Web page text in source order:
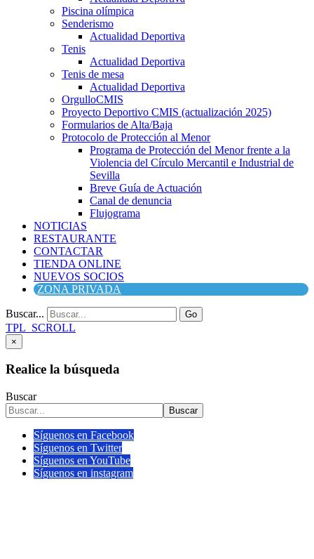
Piscina olímpica
Senderismo
Actualidad Deportiva
Tenis
Actualidad Deportiva
Tenis de mesa
Actualidad Deportiva
OrgulloCMIS
Proyecto Deportivo CMIS (actualización 2025)
Formularios de Alta/Baja
Protocolo de Protección al Menor
Programa de Protección del Menor frente a la
Violencia del Círculo Mercantil e Industrial de
Sevilla
Breve Guía de Actuación
Canal de denuncia
Flujograma
NOTICIAS
RESTAURANTE
CONTACTAR
TIENDA ONLINE
NUEVOS SOCIOS
ZONA PRIVADA
Buscar... Go
TPL_SCROLL
×
Realice la búsqueda
Buscar
Buscar
Síguenos en Facebook
Síguenos en Twitter
Síguenos en YouTube
Síguenos en instagram